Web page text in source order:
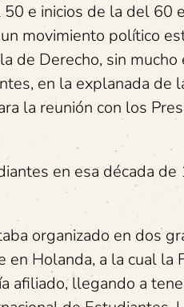
e inicios de la del 60
movimiento político
de Derecho, sin
en la explanada de
la reunión con los
en esa década
organizado en dos
en Holanda, a la cual
afiliado, llegando a